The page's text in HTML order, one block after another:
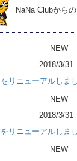
NaNa Clubから
NEW
2018/3/31
リニューアルしま
NEW
2018/3/31
リニューアルしま
NEW